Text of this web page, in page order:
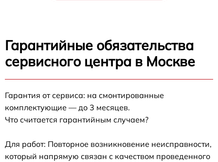
Гарантийные обязательства
сервисного центра в Москве
Гарантия от сервиса: на смонтированные
комплектующие — до 3 месяцев.
Что считается гарантийным случаем?
Для работ: Повторное возникновение неисправности,
который напрямую связан с качеством проведенного